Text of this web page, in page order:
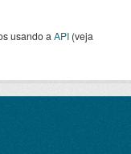
usando a API (veja